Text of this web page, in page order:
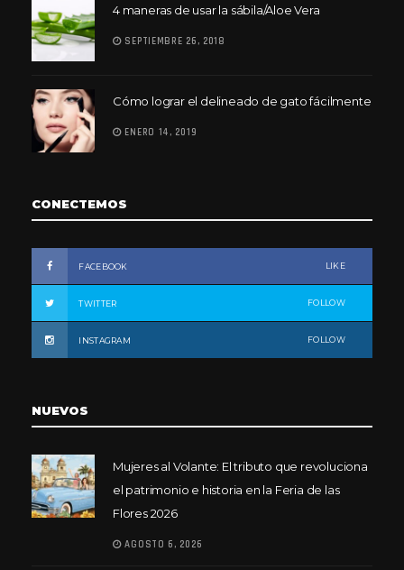
4 maneras de usar la sábila/Aloe Vera
SEPTIEMBRE 26, 2018
Cómo lograr el delineado de gato fácilmente
ENERO 14, 2019
CONECTEMOS
FACEBOOK LIKE
TWITTER FOLLOW
INSTAGRAM FOLLOW
NUEVOS
Mujeres al Volante: El tributo que revoluciona
el patrimonio e historia en la Feria de las
Flores 2026
AGOSTO 6, 2026